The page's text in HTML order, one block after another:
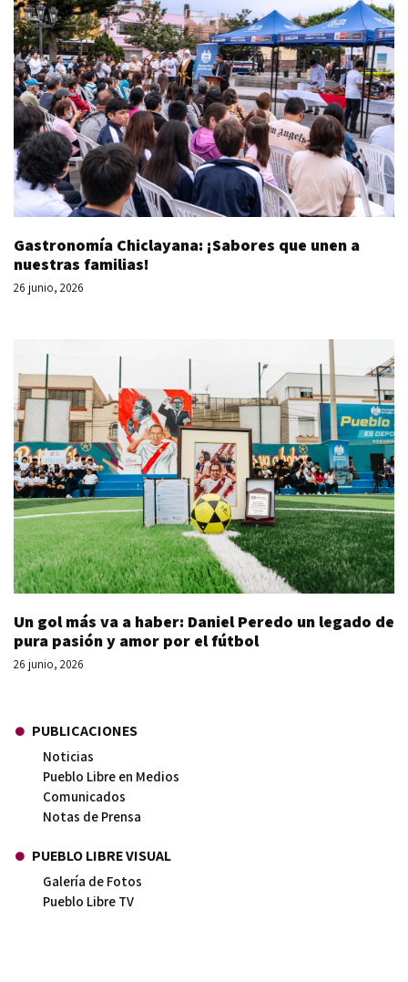
Gastronomía Chiclayana: ¡Sabores que unen a
nuestras familias!
26 junio, 2026
Un gol más va a haber: Daniel Peredo un legado de
pura pasión y amor por el fútbol
26 junio, 2026
PUBLICACIONES
Noticias
Pueblo Libre en Medios
Comunicados
Notas de Prensa
PUEBLO LIBRE VISUAL
Galería de Fotos
Pueblo Libre TV